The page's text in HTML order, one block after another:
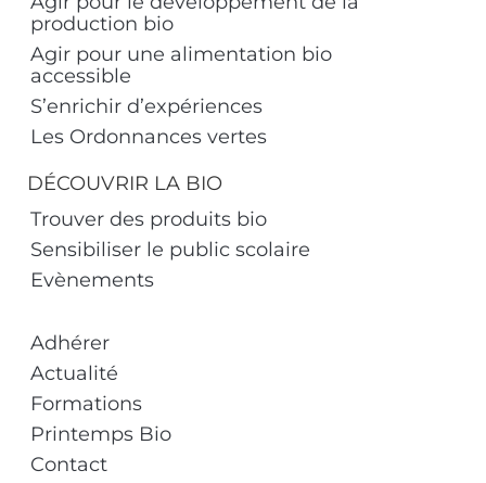
production bio
Agir pour une alimentation bio
accessible
S’enrichir d’expériences
Les Ordonnances vertes
DÉCOUVRIR LA BIO
Trouver des produits bio
Sensibiliser le public scolaire
Evènements
Adhérer
Actualité
Formations
Printemps Bio
Contact